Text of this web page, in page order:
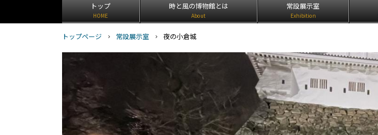
トップ
HOME
時と風の博物館とは
About
常設展示室
Exhibition
トップページ 常設展示室 夜の小倉城